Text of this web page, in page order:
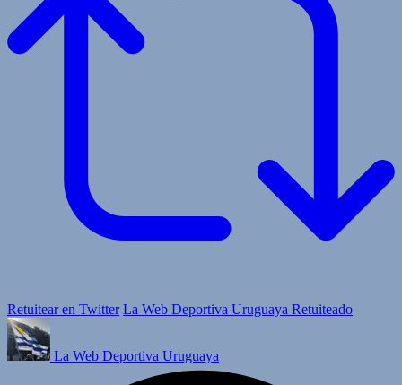
Retuitear en Twitter La Web Deportiva Uruguaya Retuiteado
La Web Deportiva Uruguaya